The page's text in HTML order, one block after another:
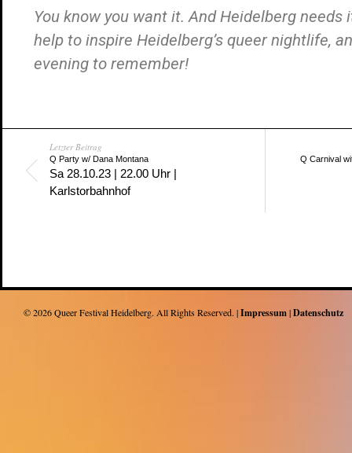
You know you want it. And Heidelberg needs
help to inspire Heidelberg’s queer nightlife,
evening to remember!
Letzter Beitrag
Q Party w/ Dana Montana
Sa 28.10.23 | 22.00 Uhr |
Karlstorbahnhof
Q Carnival
© 2026Queer Festival Heidelberg. All Rights Reserved. |Impressum|Datenschutz